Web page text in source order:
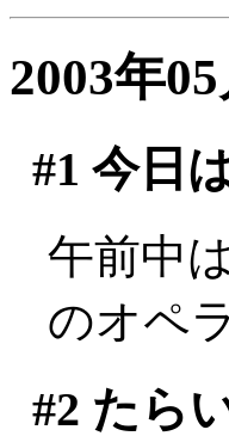
2003年
#1 今日
午前中
のオペ
#2 たら